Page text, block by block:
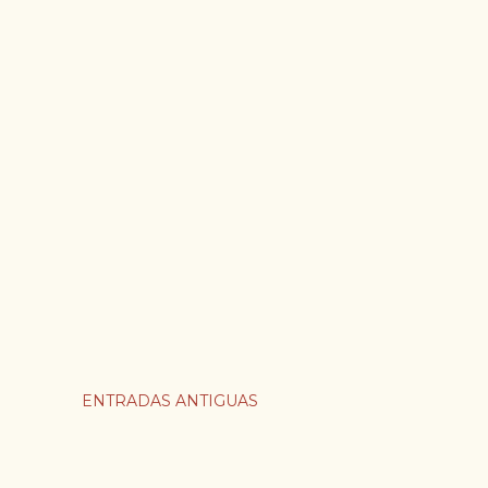
ENTRADAS ANTIGUAS